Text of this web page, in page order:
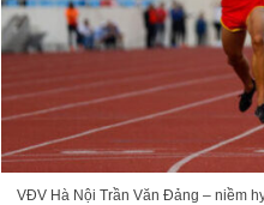
VĐV Hà Nội Trần Văn Đảng – niềm